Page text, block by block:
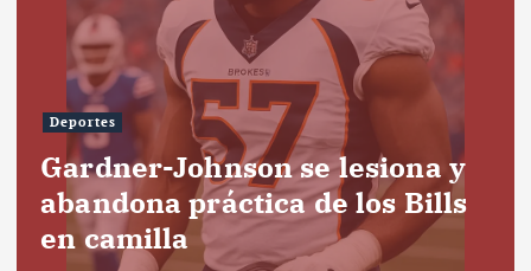
Deportes
Gardner-Johnson se lesiona y
abandona práctica de los Bills
en camilla